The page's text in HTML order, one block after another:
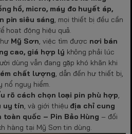
hồ, micro, máy đo huyết áp,
pin siêu sáng, mọi thiết bị đều cần
hoạt động hiệu quả.
Mỹ Sơn, việc tìm được nơi bán
cao, giá hợp lý không phải lúc
dùng vẫn đang gặp khó khăn khi
chất lượng, dẫn đến hư thiết bị,
nổ nguy hiểm.
rõ cách chọn loại pin phù hợp,
uy tín, và giới thiệu địa chỉ cung
quốc – Pin Bảo Hùng – đối
hàng tại Mỹ Sơn tin dùng.